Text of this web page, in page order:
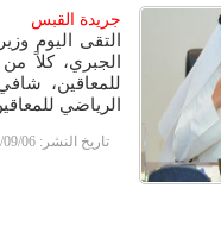
جريدة القبس
التقى اليوم
الجبري، كلاً
للمعاقين،
الرياضي
تاريخ النشر: 09/06